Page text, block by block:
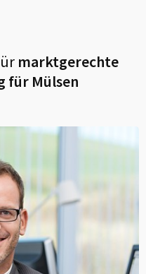
marktgerechte
für Mülsen